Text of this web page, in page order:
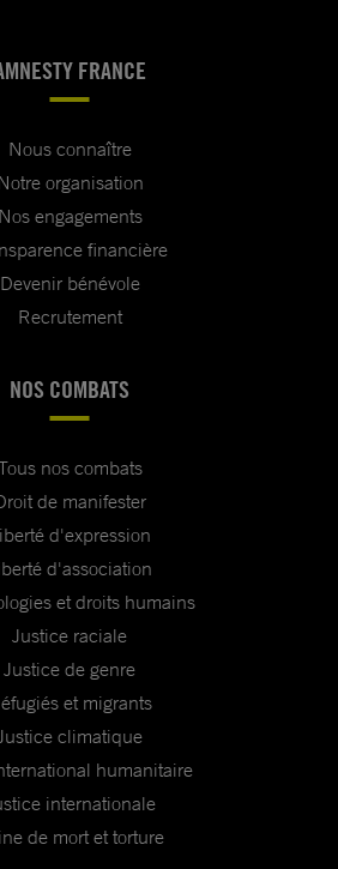
FRANCE
Nous connaître
organisation
Nos engagements
financière
Devenir bénévole
Recrutement
NOS COMBATS
nos combats
de manifester
d'expression
d'association
et droits humains
Justice raciale
Justice de genre
et migrants
climatique
humanitaire
internationale
de mort et torture